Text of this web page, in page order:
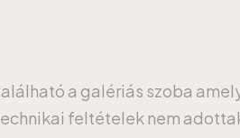
a galériás szoba
feltételek nem